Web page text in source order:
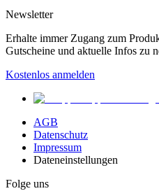
Newsletter
Erhalte immer Zugang zum
Gutscheine und aktuelle Infos zu
Kostenlos anmelden
AGB
Datenschutz
Impressum
Dateneinstellungen
Folge uns